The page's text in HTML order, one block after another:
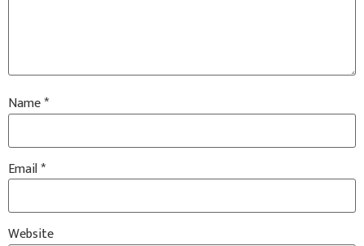
Name*
Email*
Website